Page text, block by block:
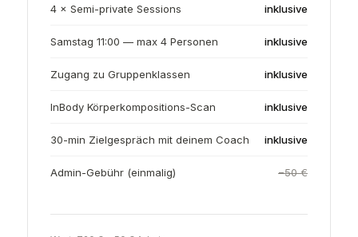
4 × Semi-private Sessions inklusive
Samstag 11:00 — max 4 Personen inklusive
Zugang zu Gruppenklassen inklusive
InBody Körperkompositions-Scan inklusive
30-min Zielgespräch mit deinem Coach inklusive
Admin-Gebühr (einmalig) −50 €